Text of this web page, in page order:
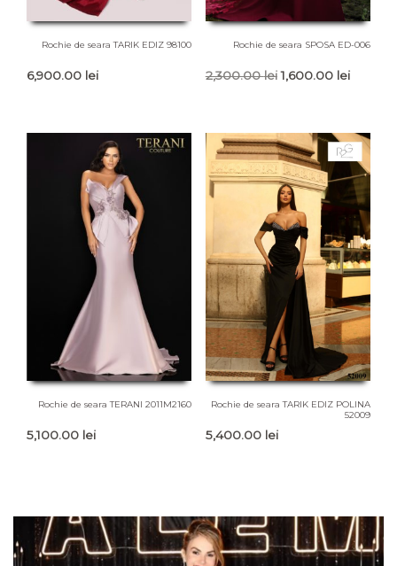
Rochie de seara TARIK EDIZ 98100
6,900.00 lei
Rochie de seara SPOSA ED-006
2,300.00lei Prețul
2,300.00 lei.
1,600.00 leiPrețul
Rochie de seara TERANI 2011M2160
5,100.00 lei
Rochie de seara TARIK EDIZ POLINA
52009
5,400.00 lei